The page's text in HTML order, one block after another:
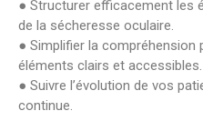
● Structurer efficacement les
de la sécheresse oculaire.
● Simplifier la compréhension
éléments clairs et accessibles.
● Suivre l’évolution de vos
continue.